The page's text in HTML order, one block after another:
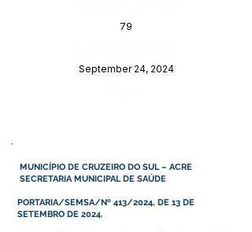
79
September 24, 2024
MUNICÍPIO DE CRUZEIRO DO SUL – ACRE
SECRETARIA MUNICIPAL DE SAÚDE
PORTARIA/SEMSA/Nº 413/2024, DE 13 DE
SETEMBRO DE 2024.